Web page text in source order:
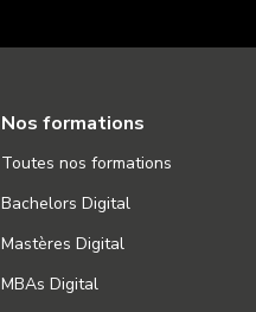
Nos formations
Toutes nos formations
Bachelors Digital
Mastères Digital
MBAs Digital